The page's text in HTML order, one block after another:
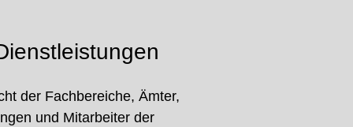
der Fachbereiche, Ämter,
und Mitarbeiter der